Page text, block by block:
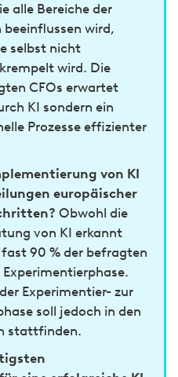
alle Bereiche der
wird,
selbst nicht
wird. Die
CFOs erwartet
KI sondern ein
Prozesse effizienter
von KI
europäischer
Obwohl die
von KI erkannt
90 % der befragten
Experimentier- zur
soll jedoch in den
stattfinden.